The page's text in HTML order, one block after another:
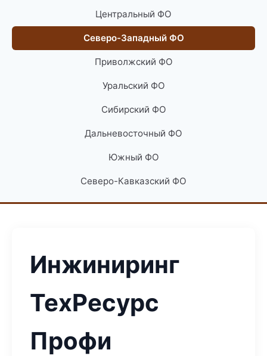
Центральный ФО
Северо-Западный ФО
Приволжский ФО
Уральский ФО
Сибирский ФО
Дальневосточный ФО
Южный ФО
Северо-Кавказский ФО
Инжиниринг
ТехРесурс
Профи